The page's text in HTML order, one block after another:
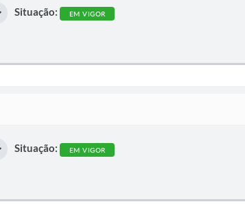
Situação: EM VIGOR
Situação: EM VIGOR